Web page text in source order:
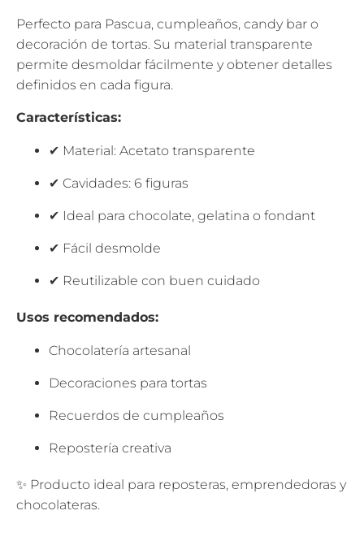
Perfecto para Pascua, cumpleaños, candy bar o
decoración de tortas. Su material transparente
permite desmoldar fácilmente y obtener detalles
definidos en cada figura.
Características:
✔ Material: Acetato transparente
✔ Cavidades: 6 figuras
✔ Ideal para chocolate, gelatina o fondant
✔ Fácil desmolde
✔ Reutilizable con buen cuidado
Usos recomendados:
Chocolatería artesanal
Decoraciones para tortas
Recuerdos de cumpleaños
Repostería creativa
✨ Producto ideal para reposteras, emprendedoras y
chocolateras.